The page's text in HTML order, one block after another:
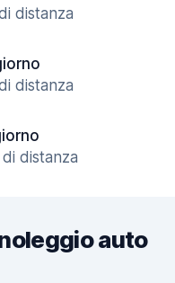
distanza
distanza
distanza
auto